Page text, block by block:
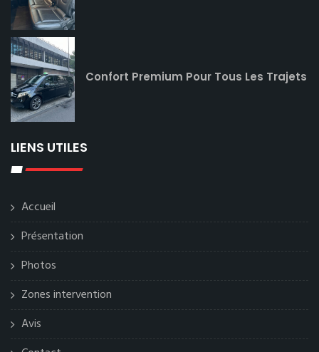
Confort Premium Pour Tous Les Trajets
LIENS UTILES
Accueil
Présentation
Photos
Zones intervention
Avis